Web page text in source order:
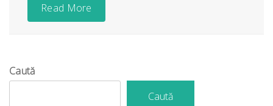
Read More
Caută
Caută